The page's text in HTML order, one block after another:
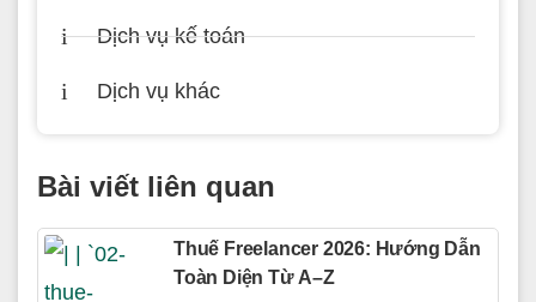
Dịch vụ kế toán
Dịch vụ khác
Bài viết liên quan
Thuế Freelancer 2026: Hướng Dẫn
Toàn Diện Từ A–Z